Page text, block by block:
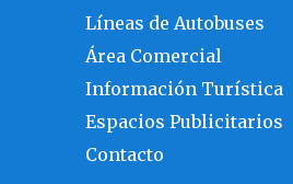
Líneas de Autobuses
Área Comercial
Información Turística
Espacios Publicitarios
Contacto